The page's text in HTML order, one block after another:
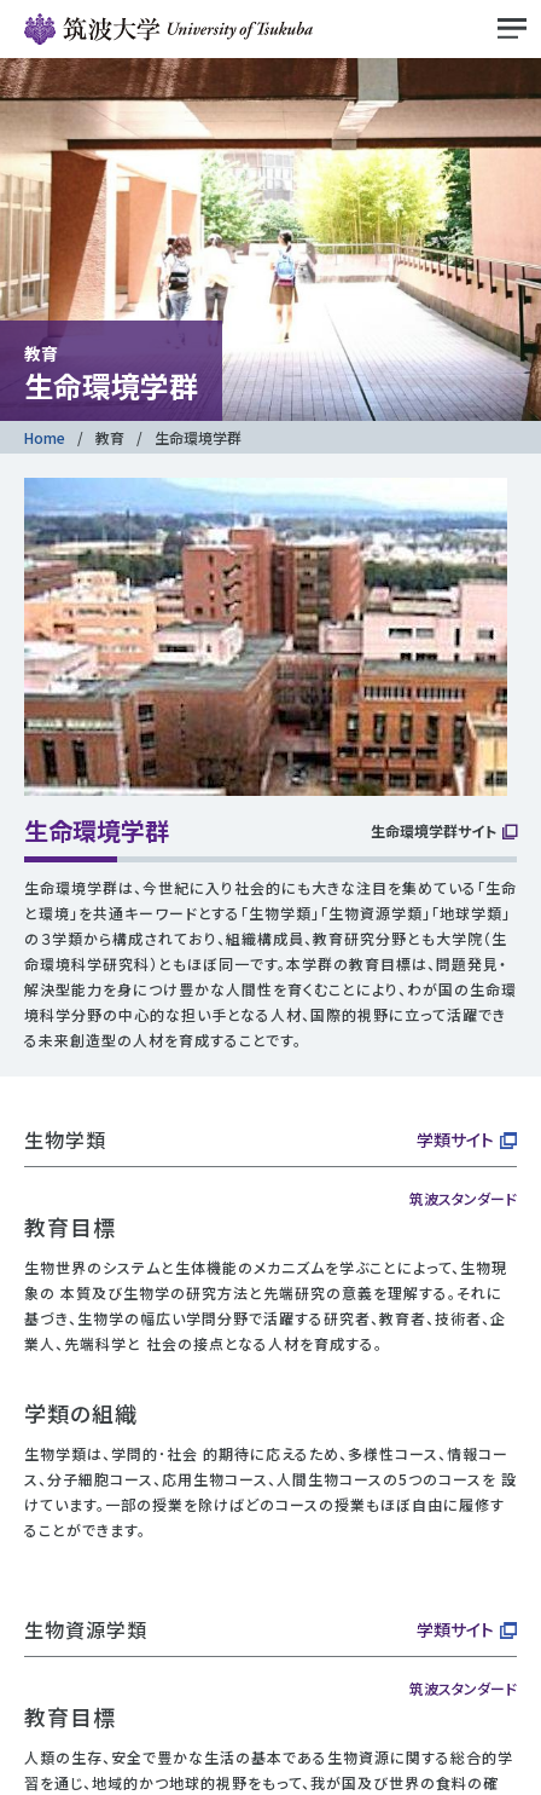
教育
生命環境学群
Home 教育 生命環境学群
生命環境学群 生命環境学群サイト
生命環境学群は、今世紀に入り社会的にも大きな注目を集めている「生命
と環境」を共通キーワードとする「生物学類」「生物資源学類」「地球学類」
の３学類から構成されており、組織構成員、教育研究分野とも大学院（生
命環境科学研究科）ともほぼ同一です。本学群の教育目標は、問題発見・
解決型能力を身につけ豊かな人間性を育くむことにより、わが国の生命環
境科学分野の中心的な担い手となる人材、国際的視野に立って活躍でき
る未来創造型の人材を育成することです。
生物学類 学類サイト
筑波スタンダード
教育目標
生物世界のシステムと生体機能のメカニズムを学ぶことによって、生物現
象の 本質及び生物学の研究方法と先端研究の意義を理解する。それに
基づき、生物学の幅広い学問分野で活躍する研究者、教育者、技術者、企
業人、先端科学と 社会の接点となる人材を育成する。
学類の組織
生物学類は、学問的･社会 的期待に応えるため、多様性コース、情報コー
ス、分子細胞コース、応用生物コース、人間生物コースの5つのコースを 設
けています。一部の授業を除けばどのコースの授業もほぼ自由に履修す
ることができます。
生物資源学類 学類サイト
筑波スタンダード
教育目標
人類の生存、安全で豊かな生活の基本である生物資源に関する総合的学
習を通じ、地域的かつ地球的視野をもって、我が国及び世界の食料の確